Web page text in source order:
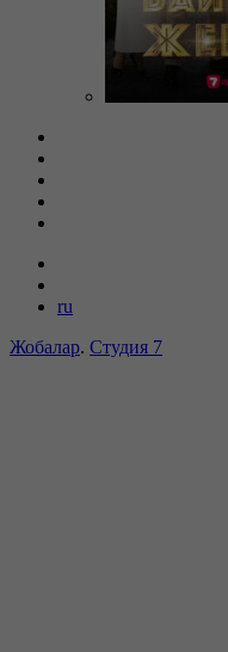
ru
Жобалар. Студия 7